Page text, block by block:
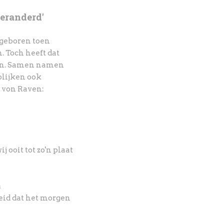
toen
Toch heeft dat
Samen namen
ook
Raven:
ooit tot zo'n plaat
dat het morgen